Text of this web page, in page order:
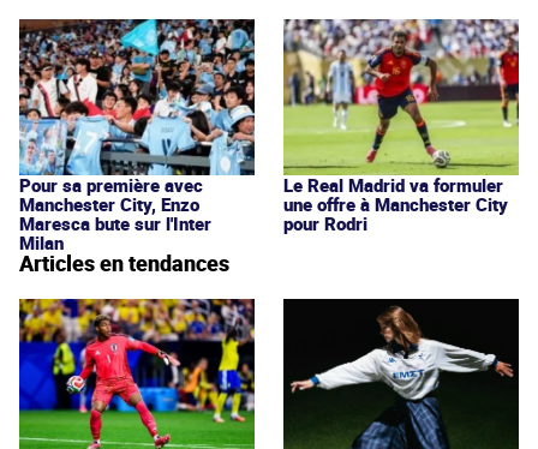
Pour sa première avec
Manchester City, Enzo
Maresca bute sur l'Inter
Milan
Le Real Madrid va formuler
une offre à Manchester City
pour Rodri
Articles en tendances